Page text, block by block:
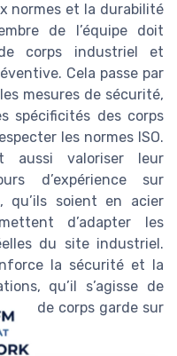
normes et la durabilité
de l’équipe doit
corps industriel et
Cela passe par
mesures de sécurité,
spécificités des corps
les normes ISO.
aussi valoriser leur
d’expérience sur
qu’ils soient en acier
d’adapter les
du site industriel.
la sécurité et la
qu’il s’agisse de
ou de corps garde sur